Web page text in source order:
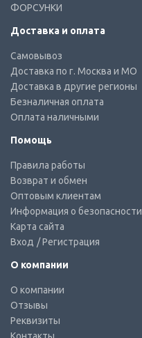
ФОРСУНКИ
Доставка и оплата
Самовывоз
Доставка по г. Москва и МО
Доставка в другие регионы
Безналичная оплата
Оплата наличными
Помощь
Правила работы
Возврат и обмен
Оптовым клиентам
Информация о безопасности
Карта сайта
Вход / Регистрация
О компании
О компании
Отзывы
Реквизиты